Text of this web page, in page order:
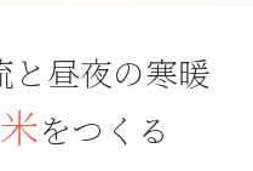
と昼夜の寒暖
をつくる